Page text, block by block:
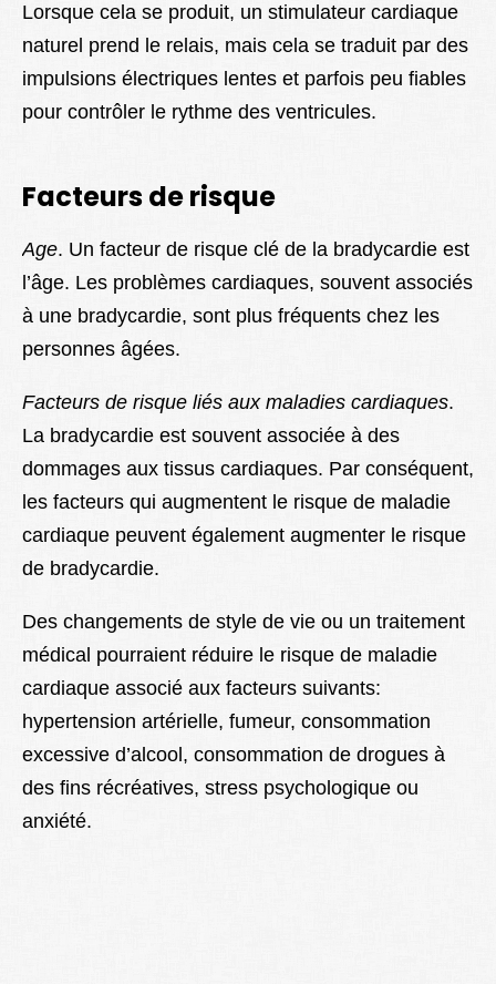
Lorsque cela se produit, un stimulateur cardiaque
naturel prend le relais, mais cela se traduit par des
impulsions électriques lentes et parfois peu fiables
pour contrôler le rythme des ventricules.
Facteurs de risque
Age. Un facteur de risque clé de la bradycardie est
l’âge. Les problèmes cardiaques, souvent associés
à une bradycardie, sont plus fréquents chez les
personnes âgées.
Facteurs de risque liés aux maladies cardiaques.
La bradycardie est souvent associée à des
dommages aux tissus cardiaques. Par conséquent,
les facteurs qui augmentent le risque de maladie
cardiaque peuvent également augmenter le risque
de bradycardie.
Des changements de style de vie ou un traitement
médical pourraient réduire le risque de maladie
cardiaque associé aux facteurs suivants:
hypertension artérielle, fumeur, consommation
excessive d’alcool, consommation de drogues à
des fins récréatives, stress psychologique ou
anxiété.